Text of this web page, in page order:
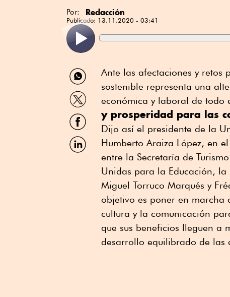
Por: Redacción
Publicado: 13.11.2020 - 03:41
Compartir
por
WhatsApp
Compartir
por
Twitter
Compartir
por
Facebook
Compartir
por
Ante las afectaciones y retos
sostenible representa una
económica y laboral de todo
y prosperidad para las
Dijo así el presidente de la
Humberto Araiza López, en
entre la Secretaría de Turismo
Unidas para la Educación,
Miguel Torruco Marqués y
objetivo es poner en marcha
cultura y la comunicación
que sus beneficios lleguen a
desarrollo equilibrado de las